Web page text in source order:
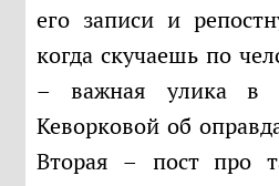
его записи и
когда скучаешь по
– важная улика в
Кеворковой об
Вторая – пост про